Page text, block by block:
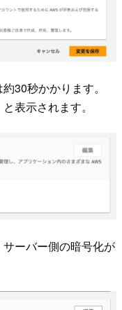
30秒かかります。
表示されます。
ーバー側の暗号化が